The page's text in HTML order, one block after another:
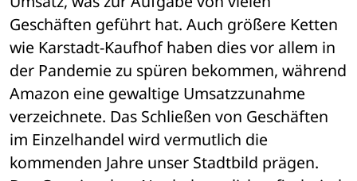
Geschäften geführt hat. Auch größere Ketten
wie Karstadt-Kaufhof haben dies vor allem in
der Pandemie zu spüren bekommen, während
Amazon eine gewaltige Umsatzzunahme
verzeichnete. Das Schließen von Geschäften
im Einzelhandel wird vermutlich die
kommenden Jahre unser Stadtbild prägen.